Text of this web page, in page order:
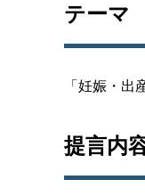
テーマ
「妊娠・出
提言内